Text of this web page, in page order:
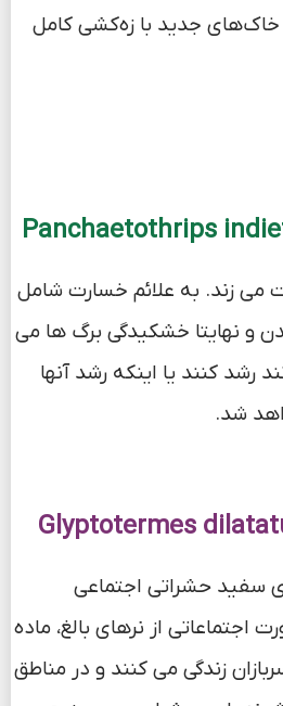
خاک‌های جدید با زه‌کشی کامل
می زند. به علائم خسارت شامل
و نهایتا خشکیدگی برگ ها می
رشد کنند یا اینکه رشد آنها
شد.
سفید حشراتی اجتماعی
از نرهای بالغ، ماده
زندگی می کنند و در مناطق